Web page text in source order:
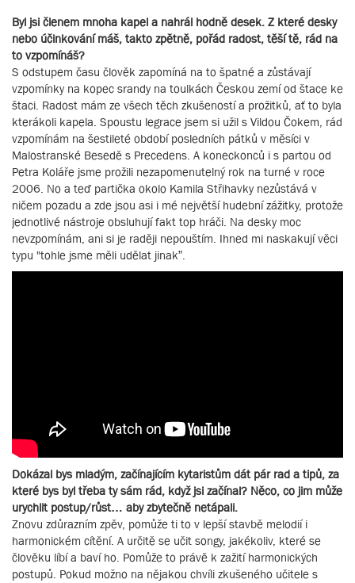
Byl jsi členem mnoha kapel a nahrál hodně desek. Z které desky
nebo účinkování máš, takto zpětně, pořád radost, těší tě, rád na
to vzpomínáš?
S odstupem času člověk zapomíná na to špatné a zůstávají
vzpomínky na kopec srandy na toulkách Českou zemí od štace ke
štaci. Radost mám ze všech těch zkušeností a prožitků, ať to byla
kterákoli kapela. Spoustu legrace jsem si užil s Vildou Čokem, rád
vzpomínám na šestileté období posledních pátků v měsíci v
Malostranské Besedě s Precedens. A koneckonců i s partou od
Petra Koláře jsme prožili nezapomenutelný rok na turné v roce
2006. No a teď partička okolo Kamila Střihavky nezůstává v
ničem pozadu a zde jsou asi i mé největší hudební zážitky, protože
jednotlivé nástroje obsluhují fakt top hráči. Na desky moc
nevzpomínám, ani si je raději nepouštím. Ihned mi naskakují věci
typu "tohle jsme měli udělat jinak”.
Dokázal bys mladým, začínajícím kytaristům dát pár rad a tipů, za
které bys byl třeba ty sám rád, když jsi začínal? Něco, co jim může
urychlit postup/růst… aby zbytečně netápali.
Znovu zdůrazním zpěv, pomůže ti to v lepší stavbě melodií i
harmonickém cítění. A určitě se učit songy, jakékoliv, které se
člověku líbí a baví ho. Pomůže to právě k zažití harmonických
postupů. Pokud možno na nějakou chvíli zkušeného učitele s